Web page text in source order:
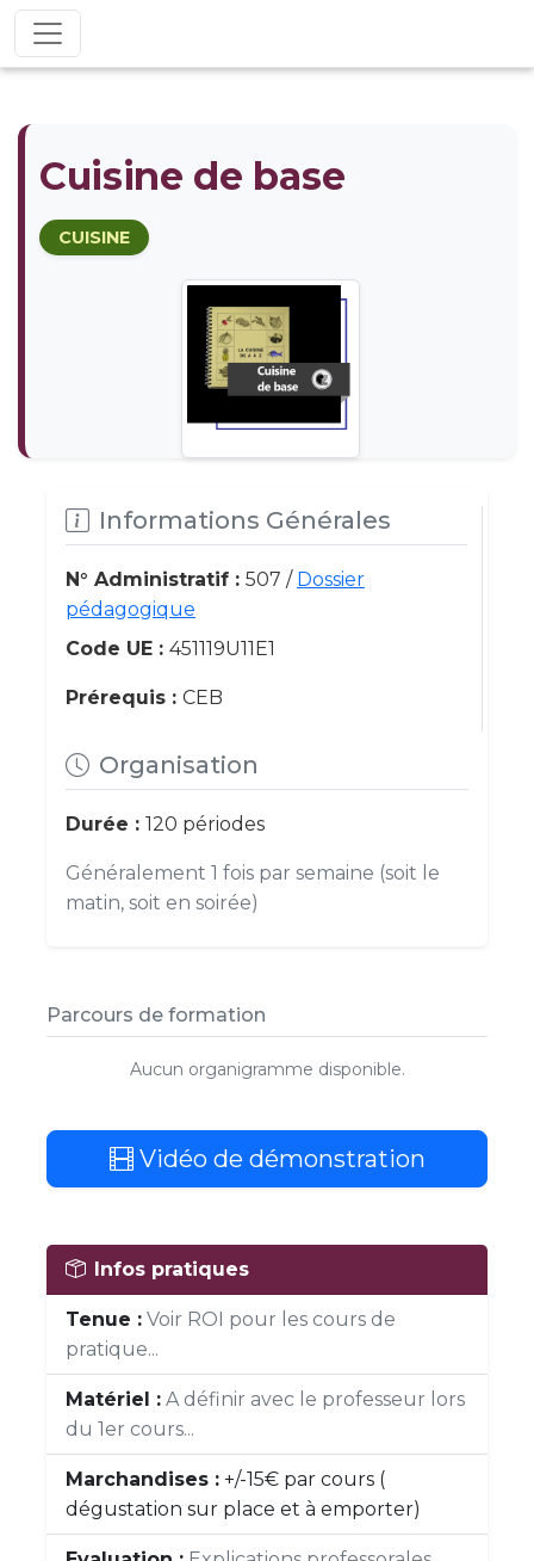
Cuisine de base
CUISINE
Informations Générales
N° Administratif : 507 / Dossier
pédagogique
Code UE : 451119U11E1
Prérequis : CEB
Organisation
Durée : 120 périodes
Généralement 1 fois par semaine (soit le
matin, soit en soirée)
Parcours de formation
Aucun organigramme disponible.
Vidéo de démonstration
Infos pratiques
Tenue : Voir ROI pour les cours de
pratique...
Matériel : A définir avec le professeur lors
du 1er cours...
Marchandises : +/-15€ par cours (
dégustation sur place et à emporter)